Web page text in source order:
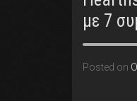
με 7
Posted on